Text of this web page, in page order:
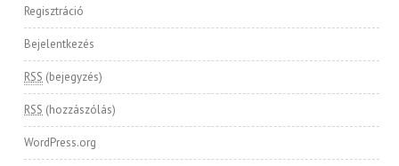
Regisztráció
Bejelentkezés
RSS (bejegyzés)
RSS (hozzászólás)
WordPress.org